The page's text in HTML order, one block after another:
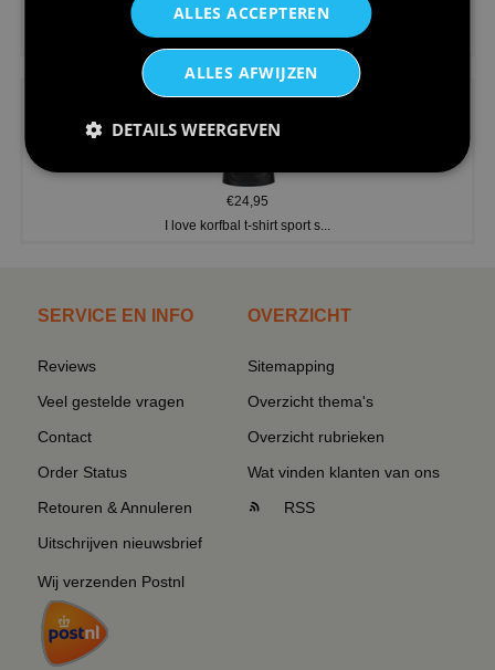
€24,95
V-hals shirt rood wit blauw st...
€24,95
I love korfbal t-shirt sport s...
SERVICE EN INFO
Reviews
Veel gestelde vragen
Contact
Order Status
Retouren & Annuleren
Uitschrijven nieuwsbrief
Wij verzenden Postnl
OVERZICHT
Sitemapping
Overzicht thema's
Overzicht rubrieken
Wat vinden klanten van ons
RSS
ALLES ACCEPTEREN
ALLES AFWIJZEN
DETAILS WEERGEVEN